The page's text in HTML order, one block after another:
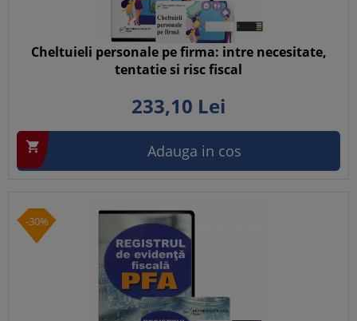
Cheltuieli personale pe firma: intre necesitate,
tentatie si risc fiscal
233,10 Lei
 Adauga in cos
-30%